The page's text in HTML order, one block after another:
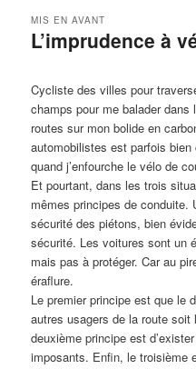
L’imprudence à
MIS EN AVANT
Cycliste des villes pour
champs pour me balader
routes sur mon bolide en
automobilistes est parfois
quand j’enfourche le vélo de
Et pourtant, dans les trois
mêmes principes de
sécurité des piétons, bien
sécurité. Les voitures sont un
mais pas à protéger. Car au
éraflure.
Le premier principe est que le
autres usagers de la route
deuxième principe est
imposants. Enfin, le troisième